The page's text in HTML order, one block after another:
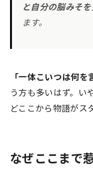
と自分の脳みそ
ます。
「一体こいつは何を
う方も多いはず。い
どここから物語がス
なぜここまで